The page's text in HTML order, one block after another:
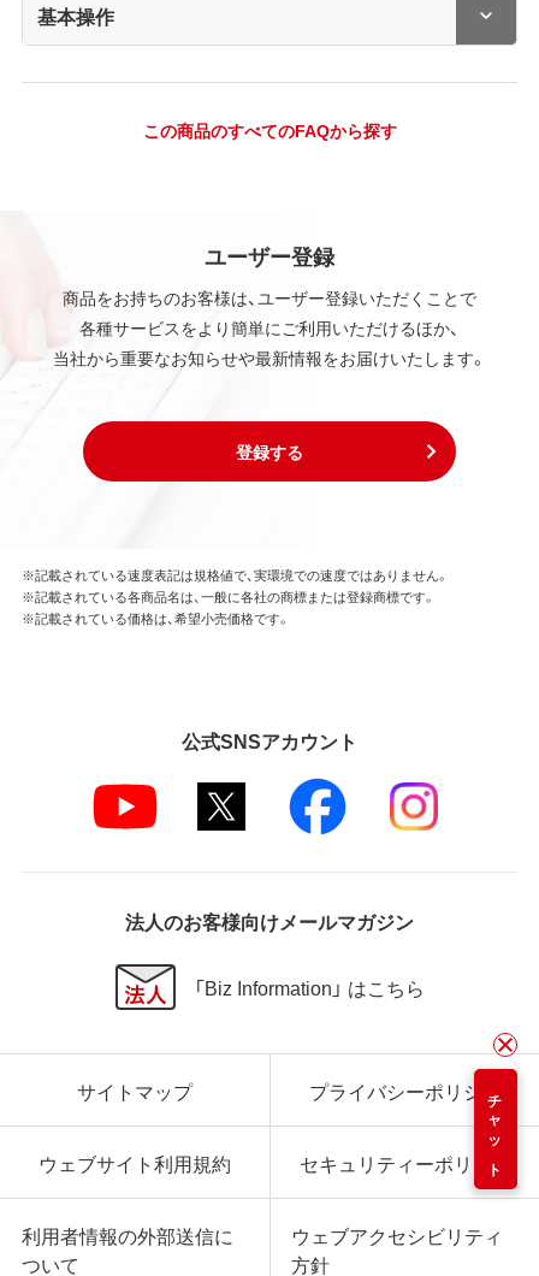
基本操作
この商品のすべてのFAQから探す
ユーザー登録
商品をお持ちのお客様は、ユーザー登録いただくことで
各種サービスをより簡単にご利用いただけるほか、
当社から重要なお知らせや最新情報をお届けいたします。
登録する
チャット
※記載されている速度表記は規格値で、実環境での速度ではありません。
※記載されている各商品名は、一般に各社の商標または登録商標です。
※記載されている価格は、希望小売価格です。
公式SNSアカウント
法人のお客様向けメールマガジン
「Biz Information」 はこちら
サイトマップ プライバシーポリシー
ウェブサイト利用規約 セキュリティーポリシー
利用者情報の外部送信に
ついて
ウェブアクセシビリティ
方針